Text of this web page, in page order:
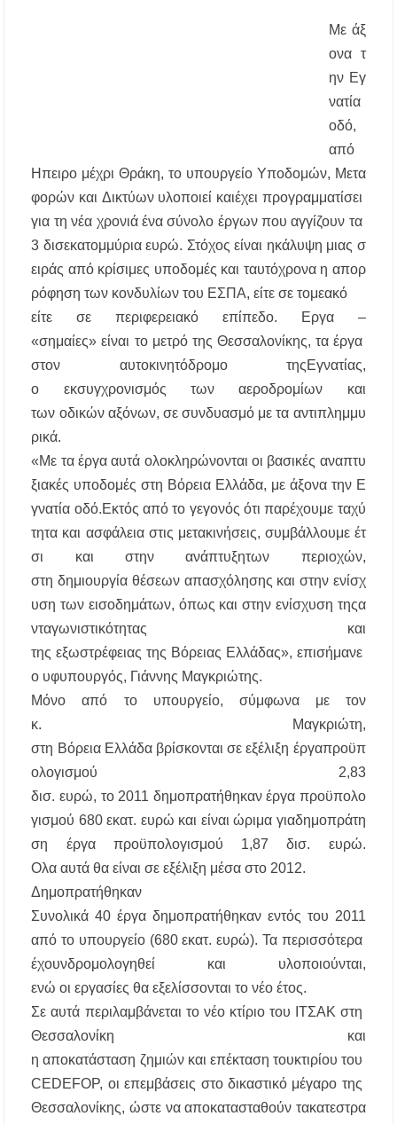
Έλεγχοι σε παραλίες της Χαλκιδικής:
Κασσάνδρα
Χαλκιδική: Νεκρός 68χρονος λουόμενος στην
παραλία της Νέας Ποτίδαιας
Χαλκιδική: Πρωταθλήτρια στις καταγγελίες
για παραλίες – Σφραγίσεις και πρόστιμα μετά
Εγκρίθηκε η λειτουργία τμήματος της Σ.Α.Ε.Κ.
Μουδανιών στον Πολύγυρο– Δικαίωση της
διεκδίκησης του Δήμου Πολυγύρου
Η ΕΥΑΘ επεκτείνεται στη Χαλκιδική – Τι
αλλάζει με τον νέο νόμο για ύδρευση και
αποχέτευση
Χαλκιδική: Νεκρός 69χρονος λουόμενος στην
παραλία Σίβηρης
Διακοπές ρεύματος σε περιοχές της Χαλκιδικής
– Πότε και πού θα σημειωθούν
Νέες χρηματοδοτήσεις από το Πράσινο Ταμείο
για δήμους της Κεντρικής Μακεδονίας
Με λαμπρότητα πραγματοποιήθηκε η
πανήγυρη του Παρεκκλησίου Μεταμορφώσεως
Έρευνα απαντάει: Πόσο χρόνο κερδίζουμε
υπερβαίνοντας το όριο ταχύτητας;
Χαλκιδική: Άμεση η κατάσβεση πυρκαγιάς σε
χαμηλή βλάστηση στην περιοχή του Πόρτο
Καρράς
Η ΘΕΙΑ ΜΕΤΑΜΟΡΦΩΣΙΣ ΤΟΥ ΣΩΤΗΡΟΣ
ΗΜΩΝ ΙΗΣΟΥ ΧΡΙΣΤΟΥ ΣΤΟ
ΠΛΑΤΑΝΟΧΩΡΙ ΚΑΙ ΣΤΗ ΣΑΡΑΚΗΝΑ
Με άξ
ονα τ
ην Εγ
νατία
οδό,
από
Ηπειρο μέχρι Θράκη, το υπουργείο Υποδομών, Μετα
φορών και Δικτύων υλοποιεί καιέχει προγραμματίσει
για τη νέα χρονιάένασύνολο έργωνπουαγγίζουν τα
3 δισεκατομμύρια ευρώ. Στόχος είναι ηκάλυψη μιας σ
ειράς από κρίσιμες υποδομές και ταυτόχροναη απορ
ρόφηση των κονδυλίων του ΕΣΠΑ,είτε σε τομεακό
είτε
σε περιφερειακό επίπεδο. Εργα–
«σημαίες»είναι το μετρότης Θεσσαλονίκης, τα έργα
στον
αυτοκινητόδρομοτηςΕγνατίας,
ο εκσυγχρονισμός τωναεροδρομίων και
των οδικών αξόνων, σε συνδυασμό με τα αντιπλημμυ
ρικά.
«Με τα έργα αυτά ολοκληρώνονται οι βασικές αναπτυ
ξιακές υποδομές στη Βόρεια Ελλάδα, με άξονατην Ε
γνατία oδό.Εκτός απότο γεγονός ότιπαρέχουμε ταχύ
τητα και ασφάλεια στις μετακινήσεις, συμβάλλουμε έτ
σι και στην ανάπτυξητων περιοχών,
στηδημιουργία θέσεων απασχόλησης και στην ενίσχ
υση των εισοδημάτων, όπως καιστην ενίσχυση τηςα
νταγωνιστικότητας και
τηςεξωστρέφειας της Βόρειας Ελλάδας», επισήμανε
ο υφυπουργός, Γιάννης Μαγκριώτης.
Μόνο από το υπουργείο, σύμφωνα μετον
κ.
Μαγκριώτη,
στη Βόρεια Ελλάδα βρίσκονται σε εξέλιξη έργαπροϋπ
ολογισμού 2,83
δισ. ευρώ, το2011 δημοπρατήθηκαν έργα προϋπολο
γισμού 680εκατ. ευρώ και είναι ώριμα γιαδημοπράτη
ση
έργα προϋπολογισμού 1,87 δισ. ευρώ.
Ολααυτά θα είναι σε εξέλιξη μέσα στο 2012.
Δημοπρατήθηκαν
Συνολικά 40έργα δημοπρατήθηκαν εντός του 2011
απότο υπουργείο(680εκατ.ευρώ). Τα περισσότερα
έχουνδρομολογηθεί και υλοποιούνται,
ενώοι εργασίες θα εξελίσσονται το νέοέτος.
Σε αυτά περιλαμβάνεται τονέο κτίριοτου ΙΤΣΑΚ στη
Θεσσαλονίκη και
ηαποκατάσταση ζημιώνκαι επέκταση τουκτιρίου του
CEDEFOP, οι επεμβάσεις στο δικαστικό μέγαρο της
Θεσσαλονίκης, ώστε να αποκατασταθούν τακατεστρα